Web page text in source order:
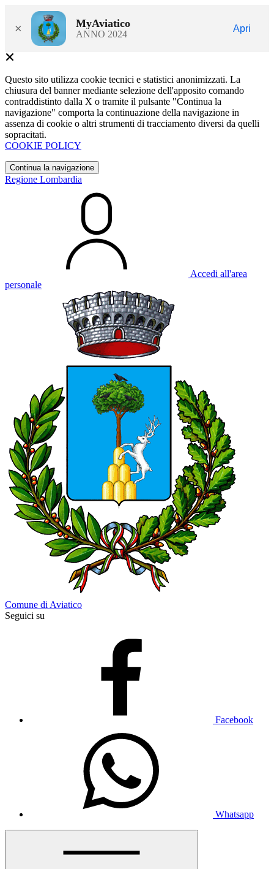
× MyAviatico
ANNO 2024
Apri
Questo sito utilizza cookie tecnici e statistici anonimizzati. La
chiusura del banner mediante selezione dell'apposito comando
contraddistinto dalla X o tramite il pulsante "Continua la
navigazione" comporta la continuazione della navigazione in
assenza di cookie o altri strumenti di tracciamento diversi da quelli
sopracitati.
COOKIE POLICY
Continua la navigazione
Regione Lombardia
Accedi all'area
personale
Comune di Aviatico
Seguici su
Facebook
Whatsapp